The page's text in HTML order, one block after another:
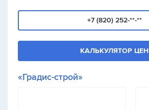
+7 (820) 252-**-**
КАЛЬКУЛЯТОР ЦЕН
«Градис-строй»